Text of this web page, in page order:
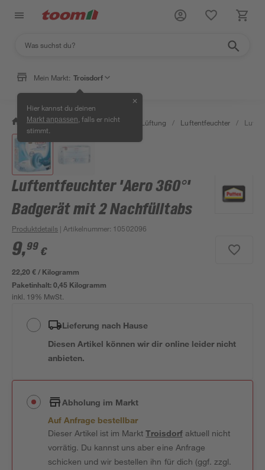
Mein Markt: Troisdorf
Hier kannst du deinen
Markt anpassen , falls er nicht
stimmt.
✕
/ Bauen & Renovieren / Klima & Lüftung / Luftentfeuchter /
Luftentfeuchter 'Aero 360°'
Badgerät mit 2 Nachfülltabs
Produktdetails | Artikelnummer: 10502096
9,99 €
22,20 € / Kilogramm
Paketinhalt:0,45 Kilogramm
inkl. 19% MwSt.
Lieferung nach Hause
Diesen Artikel können wir dir online leider nicht
anbieten.
Abholung im Markt
Auf Anfrage bestellbar
Dieser Artikel ist im MarktTroisdorfaktuell nicht
vorrätig. Du kannst uns aber eine Anfrage
schicken und wir bestellen ihn für dich (ggf. zzgl.